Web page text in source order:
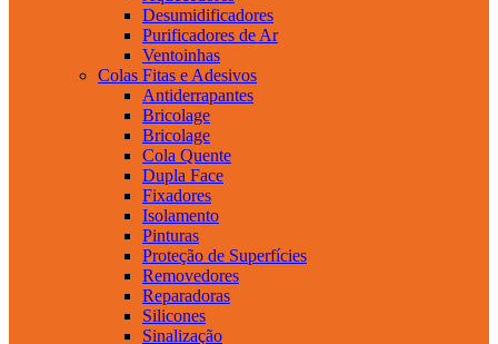
Desumidificadores
Purificadores de Ar
Ventoinhas
Colas Fitas e Adesivos
Antiderrapantes
Bricolage
Bricolage
Cola Quente
Dupla Face
Fixadores
Isolamento
Pinturas
Proteção de Superfícies
Removedores
Reparadoras
Silicones
Sinalização